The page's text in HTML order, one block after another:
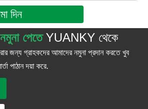
দিন
নমুনা পেতেYUANKY থেকে
জন্য গ্রাহকদের আমাদের নমুনা প্রদান করতে খুব
পাঠান দয়া করে.